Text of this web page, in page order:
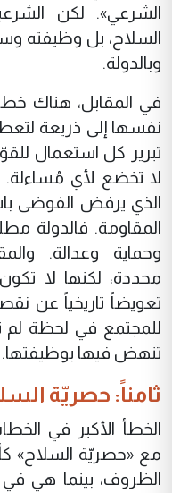
الشرعي». لكن
السلاح، بل وظيفته
وبالدولة.
في المقابل، هناك
نفسها إلى ذريعة
تبرير كل استعمال
لا تخضع لأي مُساءلة.
الذي يرفض الفوضى
المقاومة. فالدولة
وحماية وعدالة.
محددة، لكنها لا تكون
تعويضاً تاريخياً عن
للمجتمع في لحظة
تنهض فيها بوظيفتها.
ثامناً: حصريّة
الخطأ الأكبر في
مع «حصريّة السلاح»
الظروف، بينما هي